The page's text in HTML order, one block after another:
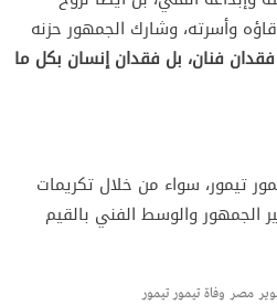
وأسرته، وشارك الجمهور حزنه
فنان، بل فقدان إنسان بكل ما
تيمور، سواء من خلال تكريمات
الجمهور والوسط الفني بالقيم
مصر وفاة تيمور تيمور